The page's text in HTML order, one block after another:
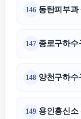
146 동탄피부과
147 종로구하수
148 양천구하수
149 용인흥신소